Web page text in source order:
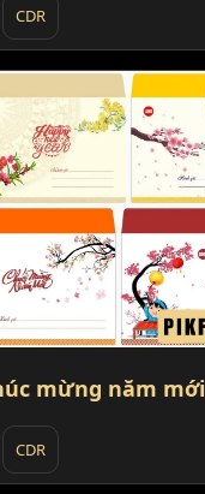
CDR
mừng năm mới
CDR